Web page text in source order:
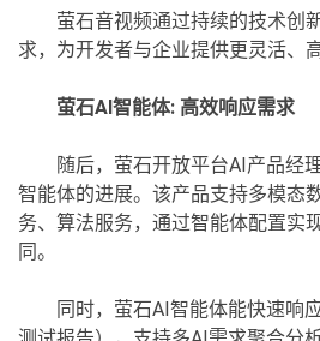
萤石音视频通过持续的技术创
求，为开发者与企业提供更灵活、
萤石AI智能体: 高效响应需求
随后，萤石开放平台AI产品经
智能体的进展。该产品支持多模态
务、算法服务，通过智能体配置实
同。
同时，萤石AI智能体能快速响